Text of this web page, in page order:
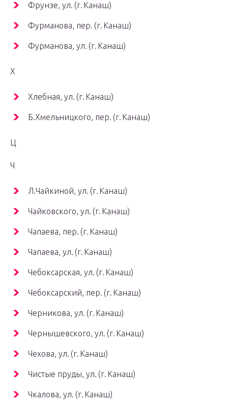
Фрунзе, ул. (г. Канаш)
Фурманова, пер. (г. Канаш)
Фурманова, ул. (г. Канаш)
Х
Хлебная, ул. (г. Канаш)
Б.Хмельницкого, пер. (г. Канаш)
Ц
Ч
Л.Чайкиной, ул. (г. Канаш)
Чайковского, ул. (г. Канаш)
Чапаева, пер. (г. Канаш)
Чапаева, ул. (г. Канаш)
Чебоксарская, ул. (г. Канаш)
Чебоксарский, пер. (г. Канаш)
Черникова, ул. (г. Канаш)
Чернышевского, ул. (г. Канаш)
Чехова, ул. (г. Канаш)
Чистые пруды, ул. (г. Канаш)
Чкалова, ул. (г. Канаш)